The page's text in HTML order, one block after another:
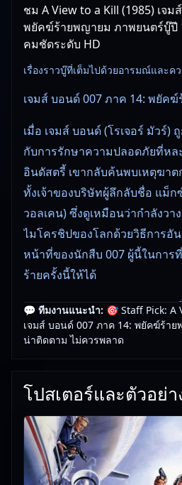
ชม A View to a Kill (1985) เจ
พยัคฆ์ร้ายพญายม ภาพยนตร์บู๊ปี
คมชัดระดับ HD
เรื่องราวบู๊ที่เต็มไปด้วยอารมณ์และค
เจมส์ บอนด์ 007 ภาค 14: พยัค
เมื่อ เจมส์ บอนด์ (โรเจอร์ มัวร์)
กับการรักษาความปลอดภัยที่ห
อินดัสตรี้ เขากลับค้นพบเหตุฆาต
ทั้งเจ้าของบริษัทผู้ลึกลับชื่อ แม็ก
วอลเคน) ซึ่งดูเหมือนว่ากำลังว
ไมโครชิปของโลกด้วยวิธีการอั
หน้าที่ของนักสืบ 007 ผู้นี้ในการ
ร้ายครั้งนี้ให้ได้
ชม A View to a Kill (1985) เจ
พยัคฆ์ร้ายพญายม ภาพยนตร์หนั
ฟรี ภาพคมชัด
ร้ายพญายม เป็นหนังใหม่ชนโรง
เพลิน ๆ
👀 ทีมงานแนะนำ: A View to a
007 ภาค 14: พยัคฆ์ร้ายพญายม
💬 ทีมงานแนะนำ: 🎯 Staff Pick: A
เจมส์ บอนด์ 007 ภาค 14: พยัคฆ์ร้าย
น่าติดตาม ไม่ควรพลาด
โปสเตอร์และตัวอย่